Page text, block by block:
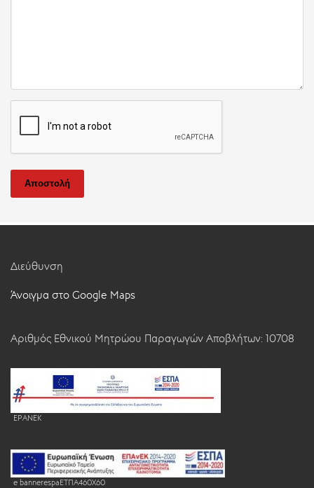
Αποστολή
Διεύθυνση
Άνοιγμα στο Google Maps
Αριθμός Εθνικού Μητρώου Παραγωγών Αποβλήτων: 10708
EPANEK
e bannerespaEΤΠΑ460X60